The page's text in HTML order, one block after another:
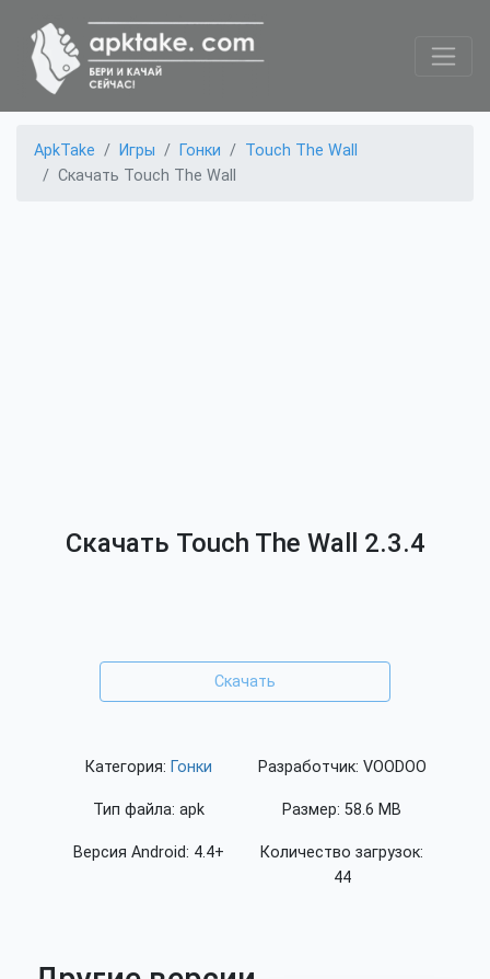
ApkTake Игры Гонки
Touch The Wall
Скачать Touch The Wall
Скачать Touch The Wall 2.3.4
Скачать
Категория: Гонки
Тип файла: apk
Версия Android: 4.4+
Разработчик: VOODOO
Размер: 58.6 MB
Количество загрузок:
44